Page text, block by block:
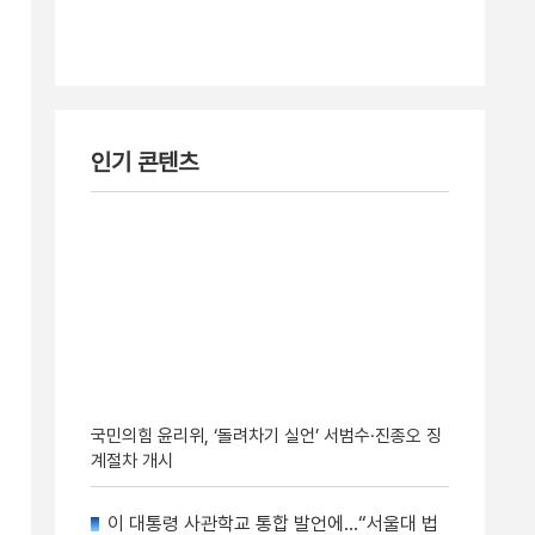
인기 콘텐츠
국민의힘 윤리위, ‘돌려차기 실언’ 서범수·진종오 징
계절차 개시
이 대통령 사관학교 통합 발언에…“서울대 법